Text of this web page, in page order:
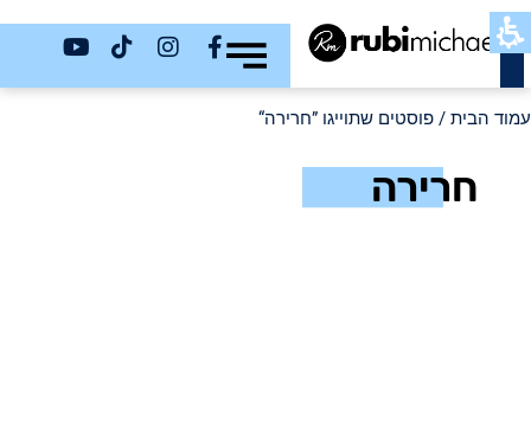
כשר
עמוד הבית / פוסטים שתוייגו ”חרירה“
חרירה